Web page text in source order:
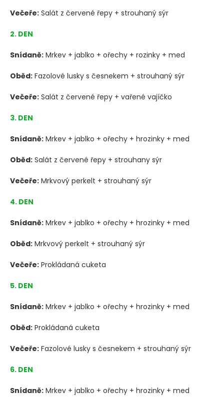
Večeře: Salát z červené řepy + strouhaný sýr
2. DEN
Snídaně: Mrkev + jablko + ořechy + rozinky + med
Oběd: Fazolové lusky s česnekem + strouhaný sýr
Večeře: Salát z červené řepy + vařené vajíčko
3. DEN
Snídaně: Mrkev + jablko + ořechy + hrozinky + med
Oběd: Salát z červené řepy + strouhany sýr
Večeře: Mrkvový perkelt + strouhaný sýr
4. DEN
Snídaně: Mrkev + jablko + ořechy + hrozinky + med
Oběd: Mrkvový perkelt + strouhaný sýr
Večeře: Prokládaná cuketa
5. DEN
Snídaně: Mrkev + jablko + ořechy + hrozinky + med
Oběd: Prokládaná cuketa
Večeře: Fazolové lusky s česnekem + strouhaný sýr
6. DEN
Snídaně: Mrkev + jablko + ořechy + hrozinky + med